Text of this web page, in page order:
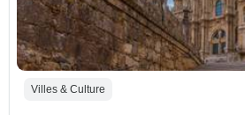
Villes & Culture